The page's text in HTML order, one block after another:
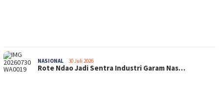
NASIONAL 30 Juli 2026
Rote Ndao Jadi Sentra Industri Garam Nas…